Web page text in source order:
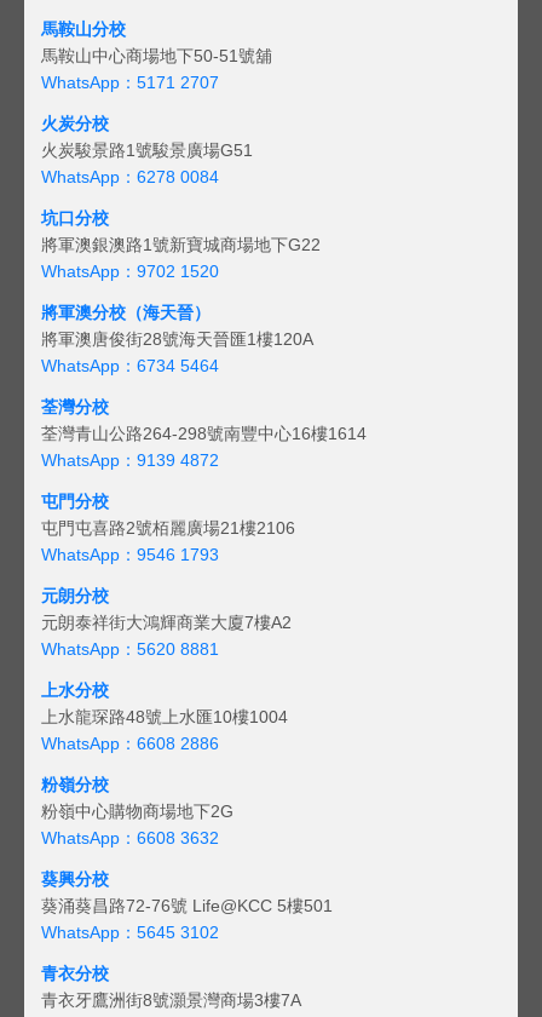
馬鞍山分校
馬鞍山中心商場地下50-51號舖
WhatsApp：5171 2707
火炭分校
火炭駿景路1號駿景廣場G51
WhatsApp：6278 0084
坑口分校
將軍澳銀澳路1號新寶城商場地下G22
WhatsApp：9702 1520
將軍澳分校（海天晉）
將軍澳唐俊街28號海天晉匯1樓120A
WhatsApp：6734 5464
荃灣分校
荃灣青山公路264-298號南豐中心16樓1614
WhatsApp：9139 4872
屯門分校
屯門屯喜路2號栢麗廣場21樓2106
WhatsApp：9546 1793
元朗分校
元朗泰祥街大鴻輝商業大廈7樓A2
WhatsApp：5620 8881
上水分校
上水龍琛路48號上水匯10樓1004
WhatsApp：6608 2886
粉嶺分校
粉嶺中心購物商場地下2G
WhatsApp：6608 3632
葵興分校
葵涌葵昌路72-76號 Life@KCC 5樓501
WhatsApp：5645 3102
青衣分校
青衣牙鷹洲街8號灝景灣商場3樓7A